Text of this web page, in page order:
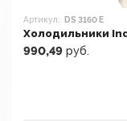
Артикул: DS 3160 E
Холодильники
990,49 руб.